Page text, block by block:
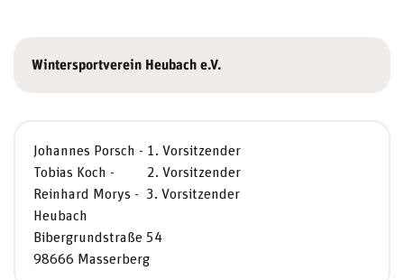
Wintersportverein Heubach e.V.
Johannes Porsch - 1. Vorsitzender
Tobias Koch - 2. Vorsitzender
Reinhard Morys - 3. Vorsitzender
Heubach
Bibergrundstraße 54
98666 Masserberg